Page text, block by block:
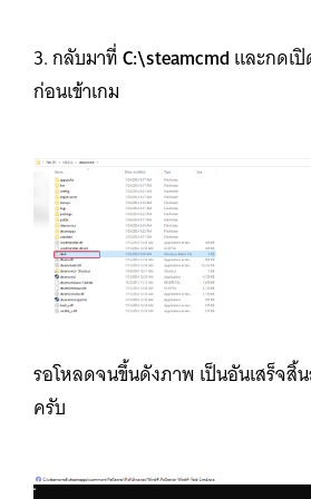
3. กลับมาที่C:\steamcmd และกดเ
ก่อนเข้าเกม
รอโหลดจนขึ้นดังภาพ เป็นอันเสร็จสิ้
ครับ